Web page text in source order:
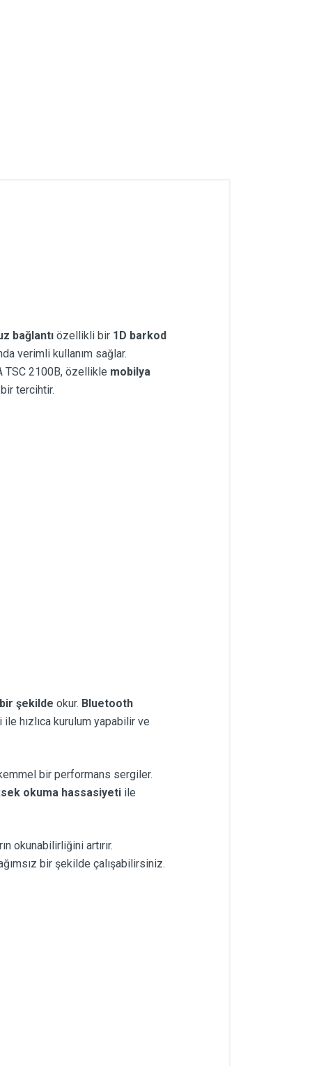
bağlantı özellikli bir 1D barkod
verimli kullanım sağlar.
TSC 2100B, özellikle mobilya
tercihtir.
bir şekilde okur. Bluetooth
hızlıca kurulum yapabilir ve
bir performans sergiler.
okuma hassasiyeti ile
okunabilirliğini artırır.
bir şekilde çalışabilirsiniz.